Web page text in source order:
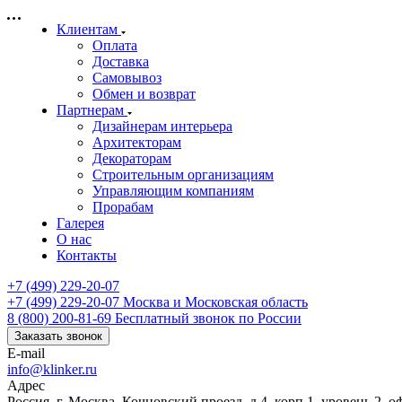
Клиентам
Оплата
Доставка
Самовывоз
Обмен и возврат
Партнерам
Дизайнерам интерьера
Архитекторам
Декораторам
Строительным организациям
Управляющим компаниям
Прорабам
Галерея
О нас
Контакты
+7 (499) 229-20-07
+7 (499) 229-20-07 Москва и Московская область
8 (800) 200-81-69 Бесплатный звонок по России
Заказать звонок
E-mail
info@klinker.ru
Адрес